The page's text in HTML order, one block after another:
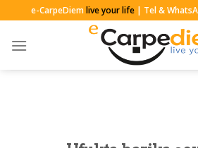
to
content
e-CarpeDiemlive your life| Tel &